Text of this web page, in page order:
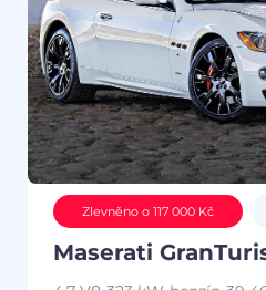
Zlevněno o 117 000 Kč
Maserati